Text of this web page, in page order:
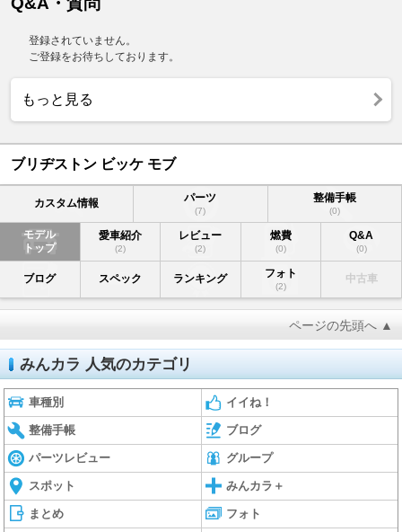
登録されていません。
ご登録をお待ちしております。
もっと見る
ブリヂストン ビッケ モブ
カスタム情報 パーツ
(7)
整備手帳
(0)
モデル
トップ
愛車紹介
(2)
レビュー
(2)
燃費
(0)
Q&A
(0)
ブログ スペック ランキング フォト
(2)
中古車
ページの先頭へ ▲
みんカラ 人気のカテゴリ
車種別 イイね！
整備手帳 ブログ
パーツレビュー グループ
スポット みんカラ＋
まとめ フォト